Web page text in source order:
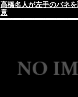
高橋名人が左手のバネ
意